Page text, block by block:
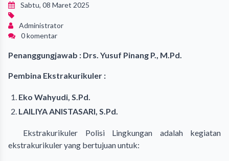
Sabtu, 08 Maret 2025
Administrator
0 komentar
Penanggungjawab : Drs. Yusuf Pinang P., M.Pd.
Pembina Ekstrakurikuler :
Eko Wahyudi, S.Pd.
LAILIYA ANISTASARI, S.Pd.
Ekstrakurikuler Polisi Lingkungan adalah kegiatan
ekstrakurikuler yang bertujuan untuk: